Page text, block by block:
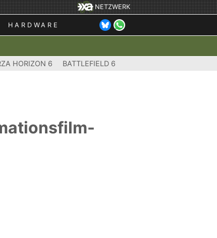
NETZWERK
HARDWARE
HORIZON 6 BATTLEFIELD 6